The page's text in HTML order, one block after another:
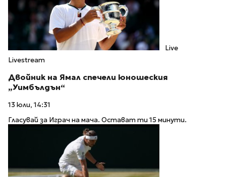
Live
Livestream
Двойник на Ямал спечели юношеския
„Уимбълдън“
13 юли, 14:31
Гласувай за Играч на мача. Остават ти 15 минути.